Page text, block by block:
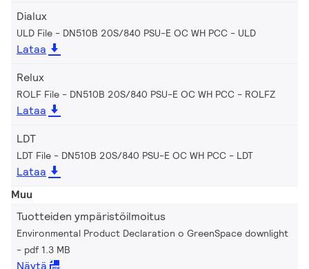
Dialux
ULD File - DN510B 20S/840 PSU-E OC WH PCC ULD
Lataa
Relux
ROLF File - DN510B 20S/840 PSU-E OC WH PCC ROLFZ
Lataa
LDT
LDT File - DN510B 20S/840 PSU-E OC WH PCC LDT
Lataa
Muu
Tuotteiden ympäristöilmoitus
Environmental Product Declaration o GreenSpace downlight
pdf 1.3 MB
Näytä